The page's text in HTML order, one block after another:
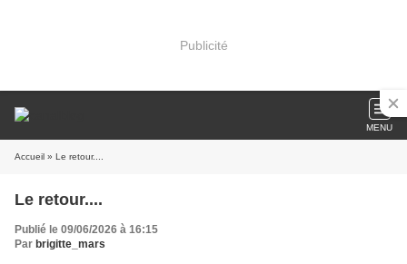
Publicité
MENU
Accueil » Le retour....
Le retour....
Publié le 09/06/2026 à 16:15
Par brigitte_mars